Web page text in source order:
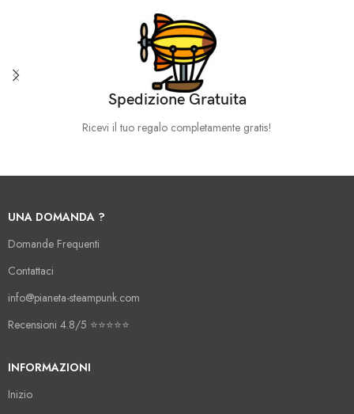
Spedizione Gratuita
Ricevi il tuo regalo completamente gratis!
UNA DOMANDA ?
Domande Frequenti
Contattaci
info@pianeta-steampunk.com
Recensioni 4.8/5 ⭐️⭐️⭐️⭐️⭐️
INFORMAZIONI
Inizio